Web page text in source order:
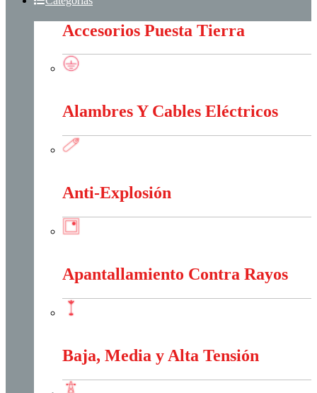
Accesorios Puesta Tierra
Alambres Y Cables Eléctricos
Anti-Explosión
Apantallamiento Contra Rayos
Baja, Media y Alta Tensión